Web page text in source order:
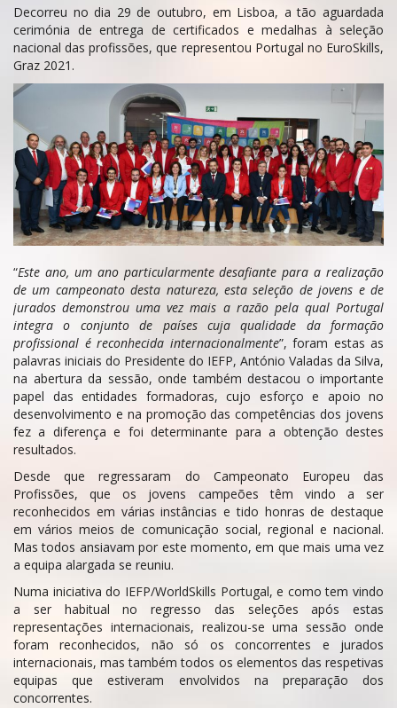
Decorreu no dia 29 de outubro, em Lisboa, a tão aguardada
cerimónia de entrega de certificados e medalhas à seleção
nacional das profissões, que representou Portugal no EuroSkills,
Graz 2021.
“Este ano, um ano particularmente desafiante para a realização
de um campeonato desta natureza, esta seleção de jovens e de
jurados demonstrou uma vez mais a razão pela qual Portugal
integra o conjunto de países cuja qualidade da formação
profissional é reconhecida internacionalmente”, foram estas as
palavras iniciais do Presidente do IEFP, António Valadas da Silva,
na abertura da sessão, onde também destacou o importante
papel das entidades formadoras, cujo esforço e apoio no
desenvolvimento e na promoção das competências dos jovens
fez a diferença e foi determinante para a obtenção destes
resultados.
Desde que regressaram do Campeonato Europeu das
Profissões, que os jovens campeões têm vindo a ser
reconhecidos em várias instâncias e tido honras de destaque
em vários meios de comunicação social, regional e nacional.
Mas todos ansiavam por este momento, em que mais uma vez
a equipa alargada se reuniu.
Numa iniciativa do IEFP/WorldSkills Portugal, e como tem vindo
a ser habitual no regresso das seleções após estas
representações internacionais, realizou-se uma sessão onde
foram reconhecidos, não só os concorrentes e jurados
internacionais, mas também todos os elementos das respetivas
equipas que estiveram envolvidos na preparação dos
concorrentes.